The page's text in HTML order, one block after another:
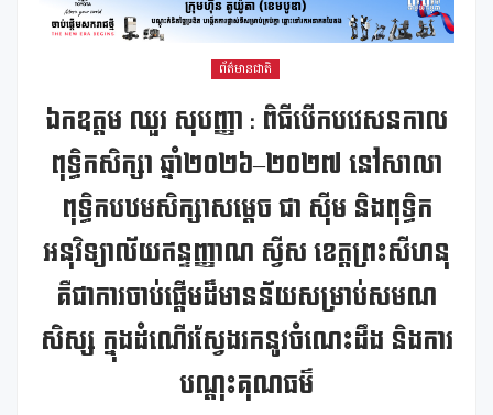
ព័ត៌មានជាតិ
ឯកឧត្តម ឈួរ សុបញ្ញា : ពិធីបើកបវេសនកាល
ពុទ្ធិកសិក្សា ឆ្នាំ២០២៦–២០២៧ នៅសាលា
ពុទ្ធិកបឋមសិក្សាសម្តេច ជា ស៊ីម និងពុទ្ធិក
អនុវិទ្យាល័យឥន្ទញ្ញាណ ស្វីស ខេត្តព្រះសីហនុ
គឺជាការចាប់ផ្តើមដ៏មានន័យសម្រាប់សមណ
សិស្ស ក្នុងដំណើរស្វែងរកនូវចំណេះដឹង និងការ
បណ្តុះគុណធម៌